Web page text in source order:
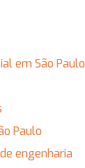
em São Paulo
Paulo
engenharia